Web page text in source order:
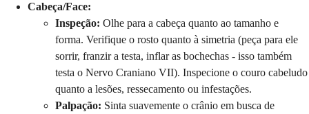
Cabeça/Face:
Inspeção: Olhe para a cabeça quanto ao tamanho e
forma. Verifique o rosto quanto à simetria (peça para ele
sorrir, franzir a testa, inflar as bochechas - isso também
testa o Nervo Craniano VII). Inspecione o couro cabeludo
quanto a lesões, ressecamento ou infestações.
Palpação: Sinta suavemente o crânio em busca de